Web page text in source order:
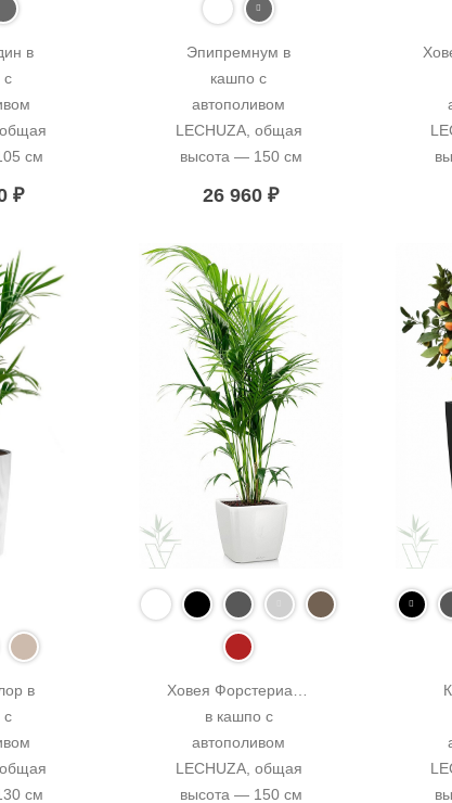
в
с
см
₽
Эпипремнум в
кашпо с
автополивом
LECHUZA, общая
высота — 150 см
26 960₽
в
с
см
Ховея Форстериана
в кашпо с
автополивом
LECHUZA, общая
высота — 150 см